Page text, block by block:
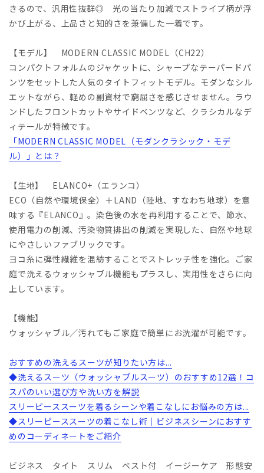
きるので、汎用性抜群◎ 光の当たり加減でストライプ柄が浮
かび上がる、上品さと知的さを兼備した一着です。
【モデル】 MODERN CLASSIC MODEL（CH22）
コンパクトフォルムのジャケットに、シャープなテーパードパ
ンツをセットした人気のタイトフィットモデル。モダンなシル
エットながら、軽めの副資材で窮屈さを感じさせません。ラウ
ンドしたフロントカットやサイドベンツなど、クラシカルなデ
ィテールが特徴です。
「MODERN CLASSIC MODEL（モダンクラシック・モデ
ル）」とは？
【生地】 ELANCO+（エランコ）
ECO（自然や環境保全）＋LAND（陸地、すなわち地球）を意
味する『ELANCO』。染色後の水を再利用することで、節水、
使用電力の削減、汚染物質排出の削減を実現した、自然や地球
にやさしいファブリックです。
ヨコ糸に弾性繊維を混紡することでストレッチ性を強化。ご家
庭で洗えるウォッシャブル機能もプラスし、実用性をさらに向
上しています。
【機能】
ウォッシャブル／汚れてもご家庭で簡単にお洗濯が可能です。
おすすめの洗えるスーツが知りたい方は...
◆洗えるスーツ（ウォッシャブルスーツ）のおすすめ12選！コ
スパのいい選び方や洗い方を解説
スリーピーススーツを着るシーンや着こなしにお悩みの方は...
◆スリーピーススーツの着こなし術｜ビジネスシーンにおすす
めのコーディネートをご紹介
ビジネス タイト スリム ベスト付 イージーケア 形態安